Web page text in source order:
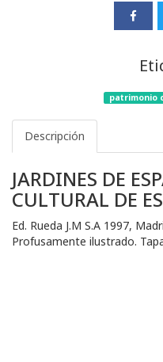
patrimonio
Descripción
JARDINES DE
CULTURAL DE
Ed. Rueda J.M S.A 1997,
Profusamente ilustrado.